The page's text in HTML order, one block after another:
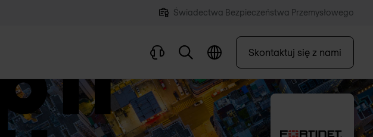
Świadectwa Bezpieczeństwa Przemysłowego
Skontaktuj się z nami